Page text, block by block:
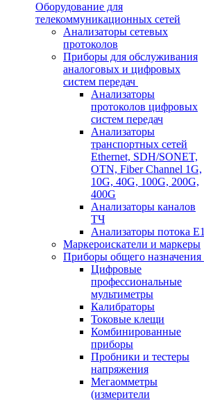
Оборудование для
телекоммуникационных сетей
Анализаторы сетевых
протоколов
Приборы для обслуживания
аналоговых и цифровых
систем передач
Анализаторы
протоколов цифровых
систем передач
Анализаторы
транспортных сетей
Ethernet, SDH/SONET,
OTN, Fiber Channel 1G,
10G, 40G, 100G, 200G,
400G
Анализаторы каналов
ТЧ
Анализаторы потока Е1
Маркероискатели и маркеры
Приборы общего назначения
Цифровые
профессиональные
мультиметры
Калибраторы
Токовые клещи
Комбинированные
приборы
Пробники и тестеры
напряжения
Мегаомметры
(измерители